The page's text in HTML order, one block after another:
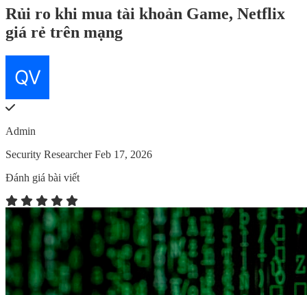
Rủi ro khi mua tài khoản Game, Netflix
giá rẻ trên mạng
Admin
Security Researcher Feb 17, 2026
Đánh giá bài viết